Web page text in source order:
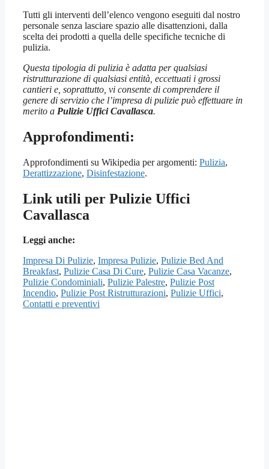
Tutti gli interventi dell’elenco vengono eseguiti dal nostro
personale senza lasciare spazio alle disattenzioni, dalla
scelta dei prodotti a quella delle specifiche tecniche di
pulizia.
Questa tipologia di pulizia è adatta per qualsiasi
ristrutturazione di qualsiasi entità, eccettuati i grossi
cantieri e, soprattutto, vi consente di comprendere il
genere di servizio che l’impresa di pulizie può effettuare in
merito a Pulizie Uffici Cavallasca.
Approfondimenti:
Approfondimenti su Wikipedia per argomenti: Pulizia,
Derattizzazione, Disinfestazione.
Link utili per Pulizie Uffici
Cavallasca
Leggi anche:
Impresa Di Pulizie, Impresa Pulizie, Pulizie Bed And
Breakfast, Pulizie Casa Di Cure, Pulizie Casa Vacanze,
Pulizie Condominiali, Pulizie Palestre, Pulizie Post
Incendio, Pulizie Post Ristrutturazioni, Pulizie Uffici,
Contatti e preventivi